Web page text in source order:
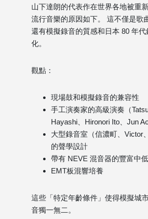
山下達朗的代表作在世界各地被重
流行音樂的原因如下。 這不僅是歌
還有模擬錄音的質感和日本 80 年代
化。
觀點：
現場鼓和模擬錄音的兼容性
手工演奏家的高級演奏（
Hayashi、Hironori Ito、Jun
大型錄音室（信濃町、Victor
的聲學設計
帶有 NEVE 混音器的豐富中
EMT板混響培養
這些「特定年齡條件」使得模擬城
音獨一無二。